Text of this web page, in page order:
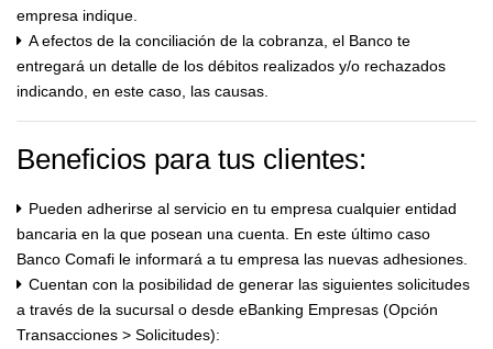
empresa indique.
A efectos de la conciliación de la cobranza, el Banco te
entregará un detalle de los débitos realizados y/o rechazados
indicando, en este caso, las causas.
Beneficios para tus clientes:
Pueden adherirse al servicio en tu empresa cualquier entidad
bancaria en la que posean una cuenta. En este último caso
Banco Comafi le informará a tu empresa las nuevas adhesiones.
Cuentan con la posibilidad de generar las siguientes solicitudes
a través de la sucursal o desde eBanking Empresas (Opción
Transacciones > Solicitudes):